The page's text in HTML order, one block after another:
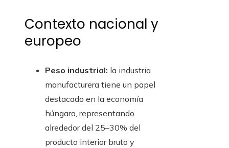
Contexto nacional y
europeo
Peso industrial: la industria
manufacturera tiene un papel
destacado en la economía
húngara, representando
alrededor del 25–30% del
producto interior bruto y